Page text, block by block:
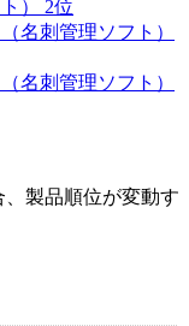
） 2位
名刺管理ソフト）
名刺管理ソフト）
製品順位が変動す